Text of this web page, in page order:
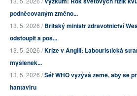
podněcovaným změno...
13. 5. 2026 /Britský ministr zdravotnictví
odstoupit a pos...
13. 5. 2026 /Krize v Anglii: Labouristická
myšlenek...
13. 5. 2026 /Šéf WHO vyzývá země, aby se
hantaviru